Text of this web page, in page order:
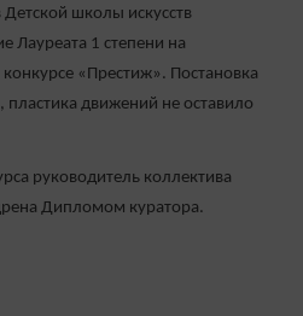
школы искусств
Лауреата 1 степени на
«Престиж». Постановка
движений не оставило
руководитель коллектива
Дипломом куратора.